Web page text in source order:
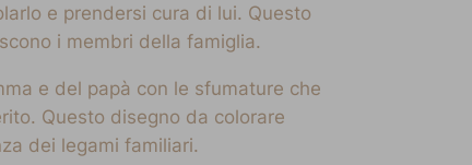
e prendersi cura di lui. Questo
i membri della famiglia.
e del papà con le sfumature che
Questo disegno da colorare
dei legami familiari.